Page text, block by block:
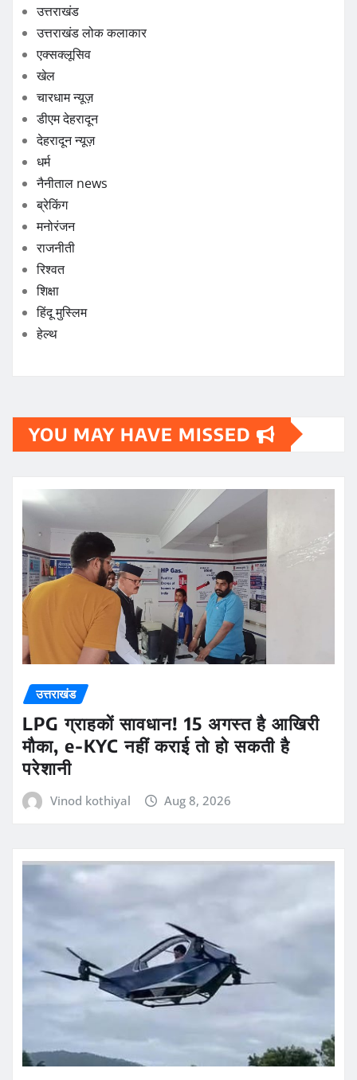
उत्तराखंड
उत्तराखंड लोक कलाकार
एक्सक्लूसिव
खेल
चारधाम न्यूज़
डीएम देहरादून
देहरादून न्यूज़
धर्म
नैनीताल news
ब्रेकिंग
मनोरंजन
राजनीती
रिश्वत
शिक्षा
हिंदू मुस्लिम
हेल्थ
YOU MAY HAVE MISSED
उत्तराखंड
LPG ग्राहकों सावधान! 15 अगस्त है आखिरी
मौका, e-KYC नहीं कराई तो हो सकती है
परेशानी
Vinod kothiyal Aug 8, 2026